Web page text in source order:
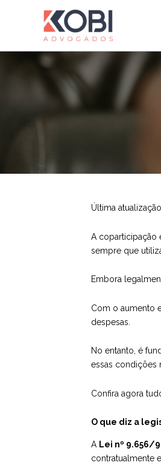
conteúdo
Última
A coparticipação
sempre que
Embora
Com o aumento
despesas.
No entanto, é
essas condições
Confira agora
O que diz a
A Lei nº 9.656/
contratualmente